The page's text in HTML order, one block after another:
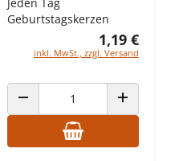
Geburtstagskerzen
1,19 €
inkl. MwSt., zzgl. Versand
ANZAHL VERRINGERN ANZAHL